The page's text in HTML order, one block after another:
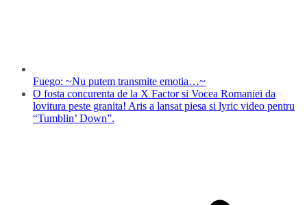
Fuego: ~Nu putem transmite emotia…~
O fosta concurenta de la X Factor si Vocea Romaniei da
lovitura peste granita! Aris a lansat piesa si lyric video pentru
“Tumblin’ Down”.